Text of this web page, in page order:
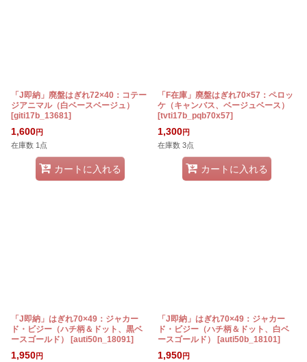
「J即納」廃盤はぎれ72×40：コテー
ジアニマル（白ベースベージュ）
[giti17b_13681]
1,600円
在庫数 1点
カートに入れる
「F在庫」廃盤はぎれ70×57：ペロッ
ケ（キャンバス、ベージュベース）
[tvti17b_pqb70x57]
1,300円
在庫数 3点
カートに入れる
「J即納」はぎれ70×49：ジャカー
ド・ビジー（ハチ柄＆ドット、黒ベ
ースゴールド）
[auti50n_18091]
1,950円
「J即納」はぎれ70×49：ジャカー
ド・ビジー（ハチ柄＆ドット、白ベ
ースゴールド）
[auti50b_18101]
1,950円